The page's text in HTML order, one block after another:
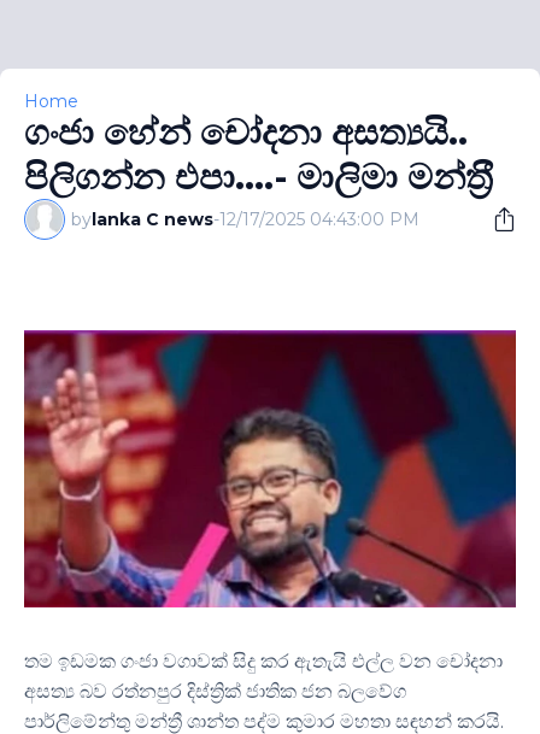
Home
ගංජා හේන් චෝදනා අසත්‍යයි..
පිලිගන්න එපා....- මාලිමා මන්ත‍්‍රී
bylanka C news-12/17/2025 04:43:00 PM
තම ඉඩමක ගංජා වගාවක් සිදු කර ඇතැයි එල්ල වන චෝදනා
අසත්‍ය බව රත්නපුර දිස්ත්‍රික් ජාතික ජන බලවේග
පාර්ලිමේන්තු මන්ත්‍රී ශාන්ත පද්ම කුමාර මහතා සඳහන් කරයි.